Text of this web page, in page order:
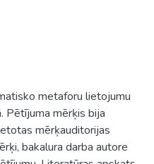
metaforu lietojumu
Pētījuma mērķis bija
mērķauditorijas
bakalura darba autore